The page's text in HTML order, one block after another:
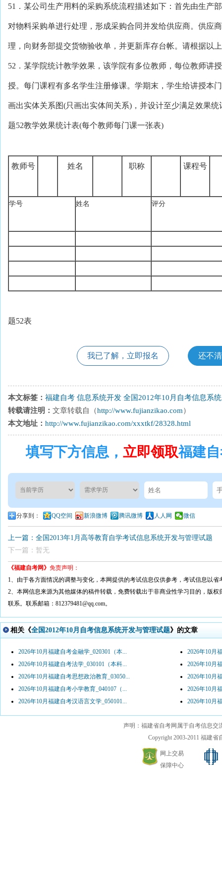
51．某公司生产用料的采购系统流程描述如下：首先由生产
对物料采购单进行处理，形成采购合同并发给供应商。供应
理，向财务部提交货物验收单，并更新库存台帐。请根据以
52．某学院统计教学效果，该学院有多位教师，每位教师讲
授。每门课程有多名学生注册修课。学期末，学生给讲授本
画出实体关系图(只画出实体间关系)，并设计至少满足效果
题52教学效果统计表(每个教师每门课一张表)
教师号 姓名 职称 课程号
学号 姓名 评分
题52表
我已了解，立即报名 还不
本文标签： 福建自考 信息系统开发 全国2012年10月自考信息系
转载请注明： 文章转载自（http://www.fujianzikao.com）
本文地址： http://www.fujianzikao.com/xxxtkf/28328.html
填写下方信息， 立即领取福建
分享到： QQ空间 新浪微博 腾讯微博 人人网 微信
上一篇：全国2013年1月高等教育自学考试信息系统开发与管理试题
下一篇：暂无
《福建自考网》 免责声明：
1、由于各方面情况的调整与变化，本网提供的考试信息仅供参考，考试信息以
2、本网信息来源为其他媒体的稿件转载，免费转载出于非商业性学习目的，版
联系。联系邮箱：812379481@qq.com。
相关《全国2012年10月自考信息系统开发与管理试题》的文章
2026年10月福建自考金融学_020301（本...
2026年10月
2026年10月福建自考法学_030101（本科...
2026年10月
2026年10月福建自考思想政治教育_03050...
2026年10月
2026年10月福建自考小学教育_040107（...
2026年10月
2026年10月福建自考汉语言文学_050101...
2026年10月
声明：福建省自考网属于自考信息
Copyright 2003-2011 福建省
网上交易
保障中心